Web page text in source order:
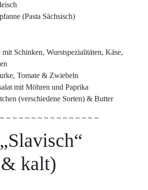
(Pasta Sächsisch)
mit Schinken, Wurstspezialitäten, Käse,
Tomate & Zwiebeln
mit Möhren und Paprika
(verschiedene Sorten) & Butter
~ ~ ~ ~ ~ ~ ~ ~ ~ ~ ~ ~ ~ ~ ~
kalt)